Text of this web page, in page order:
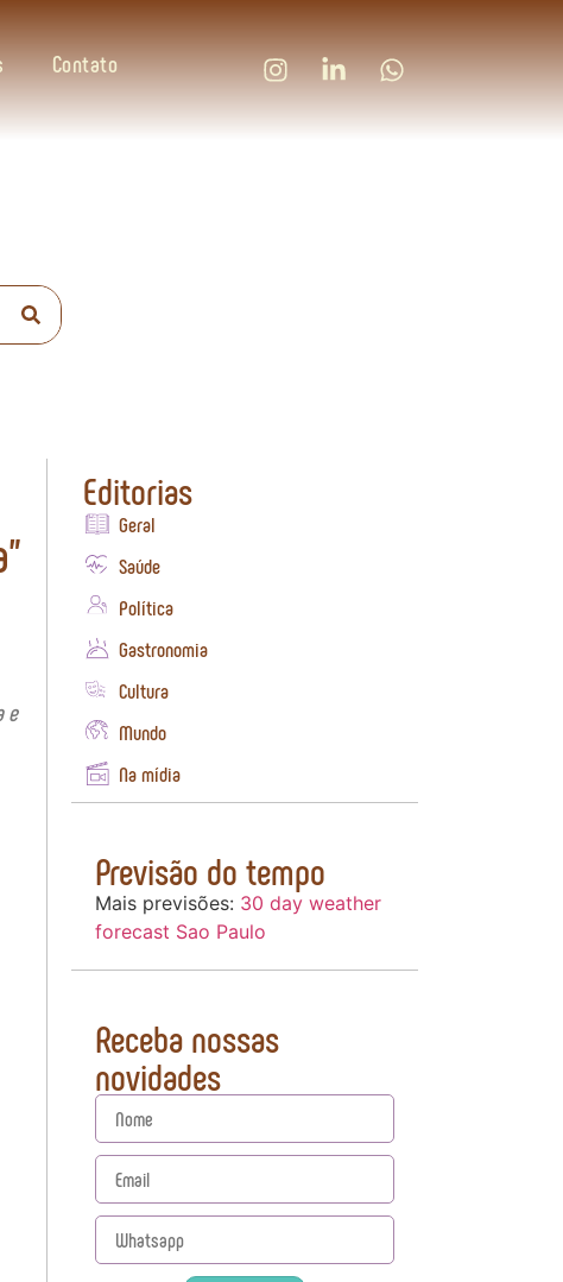
Contato
e
Editorias
Geral
Saúde
Política
Gastronomia
Cultura
Mundo
Na mídia
Previsão do tempo
Mais previsões: 30 day weather
forecast Sao Paulo
Receba nossas
novidades